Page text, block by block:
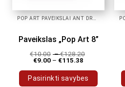
Paveikslas „Pop Art 8”
€10.00 –€128.20
€9.00 – €115.38
Pasirinkti savybes